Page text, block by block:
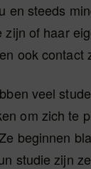
en steeds
of haar
ook contact
veel
om zich te
beginnen
studie zijn